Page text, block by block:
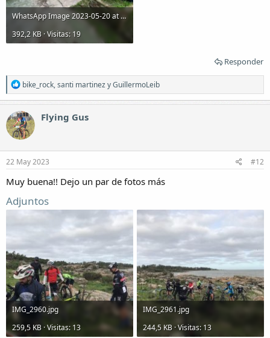
WhatsApp Image 2023-05-20 at 17.10.20.jpeg
392,2 KB · Visitas: 19
Responder
R
e
a
c
c
i
o
n
e
:
bike_rock,santi martinezyGuillermoLeib
Flying Gus
22 May 2023 #12
Muy buena!! Dejo un par de fotos más
Adjuntos
IMG_2960.jpg
259,5 KB · Visitas: 13
IMG_2961.jpg
244,5 KB · Visitas: 13